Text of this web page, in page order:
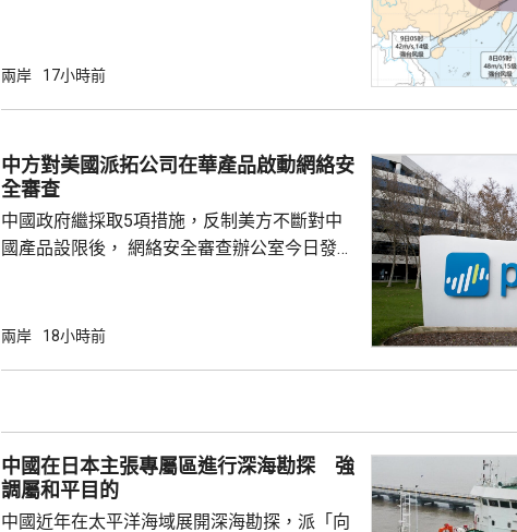
一早上在浙江到福建北部沿岸地區登陸，風力
西行，在南方迴旋2至3日；或北上與西風帶系
統結合，可能為北方帶來時間長、範圍大的風
兩岸 17小時前
中方對美國派拓公司在華產品啟動網絡安
全審查
中國政府繼採取5項措施，反制美方不斷對中
國產品設限後， 網絡安全審查辦公室今日發公
公告指，為保障關鍵信息基礎設施安全穩定運
美國採取5項反制措施，包括加強無人機相關
兩用物項對出口管...
兩岸 18小時前
中國在日本主張專屬區進行深海勘探 強
調屬和平目的
中國近年在太平洋海域展開深海勘探，派「向